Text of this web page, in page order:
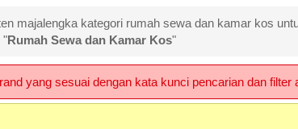
majalengka kategori rumah sewa dan kamar kos
"Rumah Sewa dan Kamar Kos"
yang sesuai dengan kata kunci pencarian dan filter